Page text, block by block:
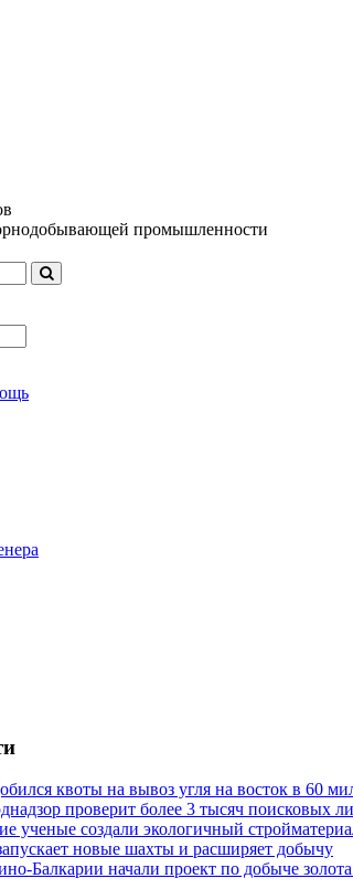
промышленности
квоты на вывоз угля на восток в 60
проверит более 3 тысяч поисковых
ученые создали экологичный
новые шахты и расширяет добычу
Балкарии начали проект по добыче